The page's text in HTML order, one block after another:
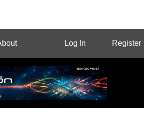
Log In Register